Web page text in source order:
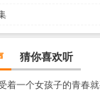
猜你喜欢听